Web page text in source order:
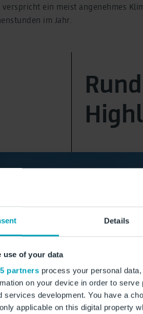
Details
use of your data
partners process your personal
on your device in order to
services development. You have a
applicable on this digital property
verspricht ein meist angenehmes
im Jahr.